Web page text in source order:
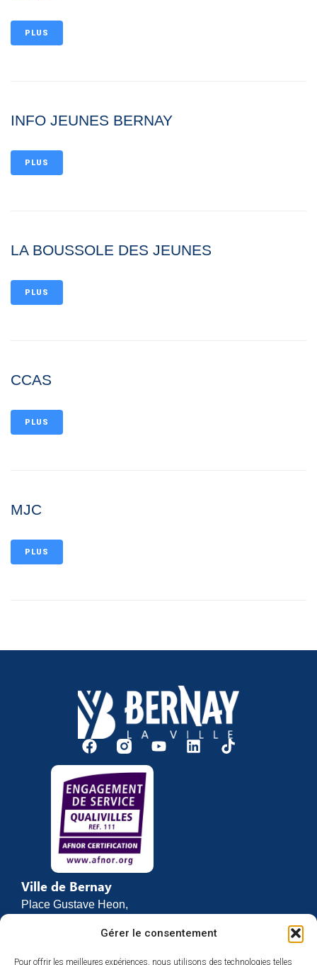
Gérer le consentement
Pour offrir les meilleures expériences, nous utilisons des technologies telles
PLUS
INFO JEUNES BERNAY
PLUS
LA BOUSSOLE DES JEUNES
PLUS
CCAS
PLUS
MJC
PLUS
Ville de Bernay
Place Gustave Heon,
27307 BERNAY